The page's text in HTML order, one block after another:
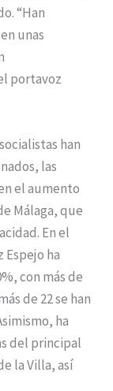
“Han
unas
portavoz
han
las
el aumento
Málaga, que
En el
ha
con más de
de 22 se han
ha
del principal
la Villa, así